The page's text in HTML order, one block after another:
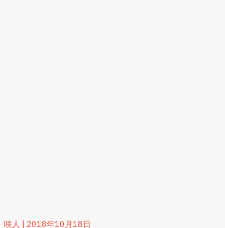
咲人 | 2018年10月18日